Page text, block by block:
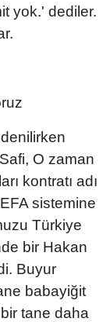
yok.' dediler.
O zaman
kontratı adı
sistemine
Türkiye
bir Hakan
Buyur
babayiğit
tane daha